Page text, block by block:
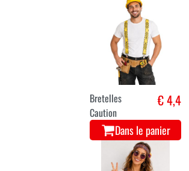
Bretelles
Caution
€ 4,4
Dans le panier